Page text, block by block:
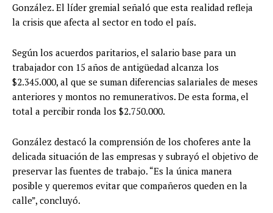
González. El líder gremial señaló que esta realidad refleja
la crisis que afecta al sector en todo el país.
Según los acuerdos paritarios, el salario base para un
trabajador con 15 años de antigüedad alcanza los
$2.345.000, al que se suman diferencias salariales de meses
anteriores y montos no remunerativos. De esta forma, el
total a percibir ronda los $2.750.000.
González destacó la comprensión de los choferes ante la
delicada situación de las empresas y subrayó el objetivo de
preservar las fuentes de trabajo. “Es la única manera
posible y queremos evitar que compañeros queden en la
calle”, concluyó.